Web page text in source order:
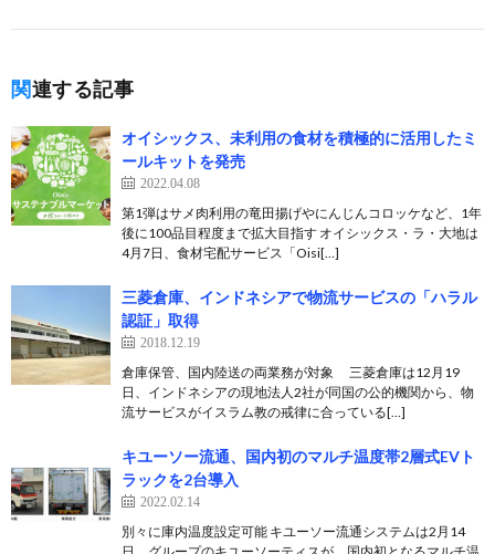
関連する記事
オイシックス、未利用の食材を積極的に活用したミ
ールキットを発売
2022.04.08
第1弾はサメ肉利用の竜田揚げやにんじんコロッケなど、1年
後に100品目程度まで拡大目指す オイシックス・ラ・大地は
4月7日、食材宅配サービス「Oisi[…]
三菱倉庫、インドネシアで物流サービスの「ハラル
認証」取得
2018.12.19
倉庫保管、国内陸送の両業務が対象 三菱倉庫は12月19
日、インドネシアの現地法人2社が同国の公的機関から、物
流サービスがイスラム教の戒律に合っている[…]
キユーソー流通、国内初のマルチ温度帯2層式EVト
ラックを2台導入
2022.02.14
別々に庫内温度設定可能 キユーソー流通システムは2月14